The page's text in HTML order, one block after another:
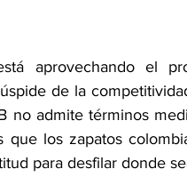
aprovechando el
de la
no admite términos
los zapatos
para desfilar donde